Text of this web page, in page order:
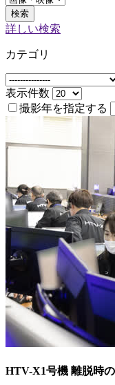
検索
詳しい検索
カテゴリ
表示件数
撮影年を指定する
HTV-X1号機 離脱時